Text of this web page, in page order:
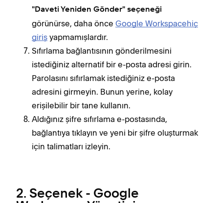
"Daveti Yeniden Gönder" seçeneği
görünürse, daha önce Google Workspacehiç
giriş yapmamışlardır.
Sıfırlama bağlantısının gönderilmesini
istediğiniz alternatif bir e-posta adresi girin.
Parolasını sıfırlamak istediğiniz e-posta
adresini girmeyin. Bunun yerine, kolay
erişilebilir bir tane kullanın.
Aldığınız şifre sıfırlama e-postasında,
bağlantıya tıklayın ve yeni bir şifre oluşturmak
için talimatları izleyin.
2. Seçenek - Google